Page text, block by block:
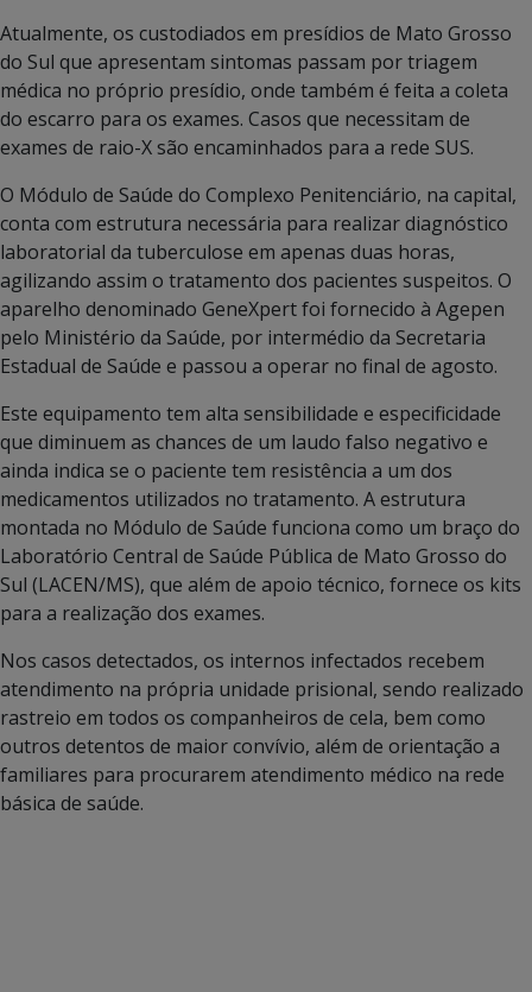
Atualmente, os custodiados em presídios de Mato Grosso
do Sul que apresentam sintomas passam por triagem
médica no próprio presídio, onde também é feita a coleta
do escarro para os exames. Casos que necessitam de
exames de raio-X são encaminhados para a rede SUS.
O Módulo de Saúde do Complexo Penitenciário, na capital,
conta com estrutura necessária para realizar diagnóstico
laboratorial da tuberculose em apenas duas horas,
agilizando assim o tratamento dos pacientes suspeitos. O
aparelho denominado GeneXpert foi fornecido à Agepen
pelo Ministério da Saúde, por intermédio da Secretaria
Estadual de Saúde e passou a operar no final de agosto.
Este equipamento tem alta sensibilidade e especificidade
que diminuem as chances de um laudo falso negativo e
ainda indica se o paciente tem resistência a um dos
medicamentos utilizados no tratamento. A estrutura
montada no Módulo de Saúde funciona como um braço do
Laboratório Central de Saúde Pública de Mato Grosso do
Sul (LACEN/MS), que além de apoio técnico, fornece os kits
para a realização dos exames.
Nos casos detectados, os internos infectados recebem
atendimento na própria unidade prisional, sendo realizado
rastreio em todos os companheiros de cela, bem como
outros detentos de maior convívio, além de orientação a
familiares para procurarem atendimento médico na rede
básica de saúde.